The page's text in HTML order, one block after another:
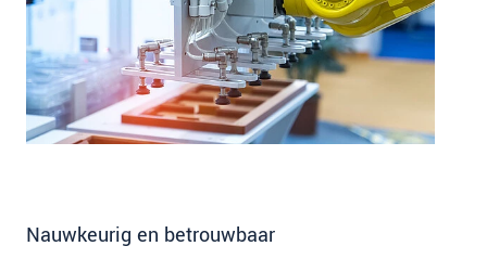
Nauwkeurig en betrouwbaar